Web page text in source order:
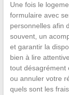
Une fois le
formulaire avec
personnelles afin
souvent, un
et garantir la
bien à lire
tout désagrément
ou annuler votre
quels sont les